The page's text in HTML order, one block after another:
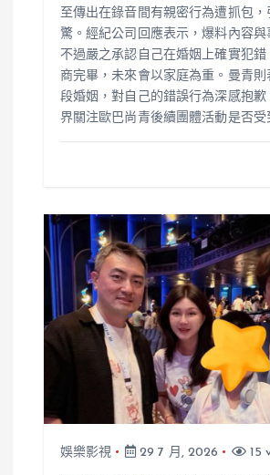
至傳出在錄音間有親密行為遭抓包
驚。經紀公司回應表示，爆料內容與
不過嚴之承認自己在婚姻上確實犯
商完畢，未來會以家庭為重。曼青則
段婚姻，對自己的錯誤行為深感抱
界關注歐巴尚青後續團體活動是否受
娛樂影視 29 7 月, 2026 15